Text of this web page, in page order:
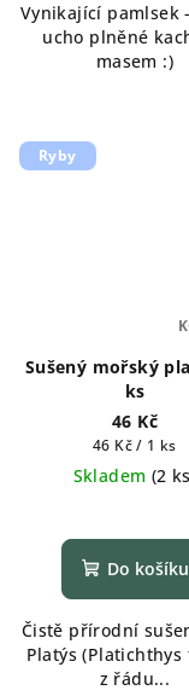
Vynikající pamlsek
ucho plněné
masem :)
Ryby
Sušený mořský
ks
46 Kč
Měrná
cena:
46 Kč / 1 ks
Skladem (2 ks
z
5
Do košíku
Čistě přírodní
Platýs (Platichthys
z řádu...